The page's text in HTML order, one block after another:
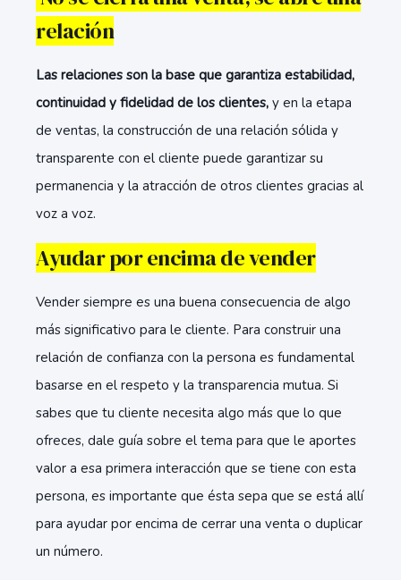
relación
Las relaciones son la base que garantiza estabilidad,
continuidad y fidelidad de los clientes, y en la etapa
de ventas, la construcción de una relación sólida y
transparente con el cliente puede garantizar su
permanencia y la atracción de otros clientes gracias al
voz a voz.
Ayudar por encima de vender
Vender siempre es una buena consecuencia de algo
más significativo para le cliente. Para construir una
relación de confianza con la persona es fundamental
basarse en el respeto y la transparencia mutua. Si
sabes que tu cliente necesita algo más que lo que
ofreces, dale guía sobre el tema para que le aportes
valor a esa primera interacción que se tiene con esta
persona, es importante que ésta sepa que se está allí
para ayudar por encima de cerrar una venta o duplicar
un número.